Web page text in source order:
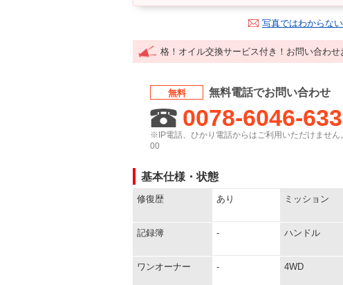
写真ではわからな
格！オイル交換サービス付き！お問い合わせ
無料 無料電話でお問い合わせ
0078-6046-
※IP電話、ひかり電話からはご利用いただけません
00
基本仕様・状態
修復歴 あり ミッション
記録簿 - ハンドル
ワンオーナー - 4WD